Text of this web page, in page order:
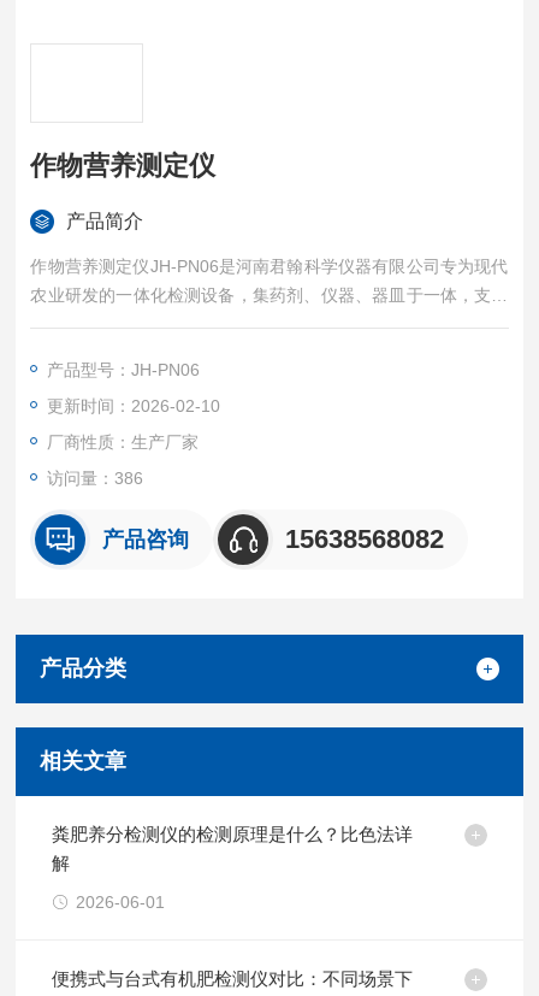
作物营养测定仪
产品简介
作物营养测定仪JH-PN06是河南君翰科学仪器有限公司专为现代
农业研发的一体化检测设备，集药剂、仪器、器皿于一体，支持
田间快速检测与实验室精准分析。
产品型号：JH-PN06
更新时间：2026-02-10
厂商性质：生产厂家
访问量：386
产品咨询 15638568082
产品分类
相关文章
粪肥养分检测仪的检测原理是什么？比色法详
解
2026-06-01
便携式与台式有机肥检测仪对比：不同场景下